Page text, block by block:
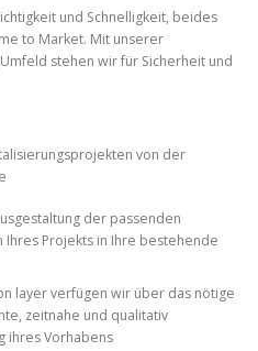
und Schnelligkeit, beides
to Market. Mit unserer
stehen wir für Sicherheit und
von der
der passenden
Ihres Projekts in Ihre bestehende
layer verfügen wir über das nötige
zeitnahe und qualitativ
ihres Vorhabens